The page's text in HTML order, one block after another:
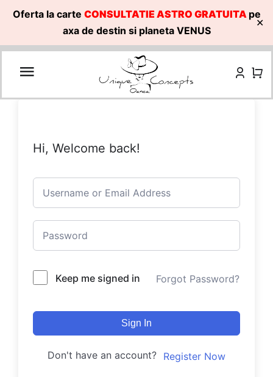
Oferta la carte CONSULTATIE ASTRO GRATUITA pe
axa de destin si planeta VENUS
✕
Skip
Hi, Welcome back!
Keep me signed in Forgot Password?
Sign In
Don't have an account? Register Now